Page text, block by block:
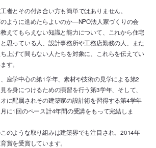
者とその付き合い方も簡単ではありません。
ように進めたらよいのか―NPO法人家づくりの会
えてもらえない知識と能力について、これから住宅
思っている人、設計事務所や工務店勤務の人、また
上げて間もない人たちを対象に、これらを伝えてい
す。
座学中心の第1学年、素材や技術の見学による第2
を身につけるための演習を行う第3学年、そして、
に配属されその建築家の設計術を習得する第4学年
に1回のペース計4年間の受講をもって完結しま
のような取り組みは建築界でも注目され、2014年
賞を受賞しています。